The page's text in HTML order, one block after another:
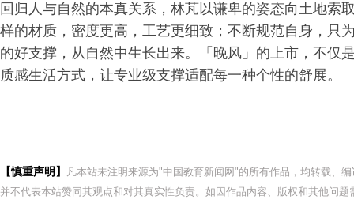
回归人与自然的本真关系，林芃以谦卑的姿态向土地索
样的材质，密度更高，工艺更细致；不断规范自身，只
的好支撑，从自然中生长出来。「晚风」的上市，不仅
质感生活方式，让专业级支撑适配每一种个性的舒展。
【慎重声明】
凡本站未注明来源为"中国教育新闻网"的所有作品，均转载、
并不代表本站赞同其观点和对其真实性负责。如因作品内容、版权和其他问